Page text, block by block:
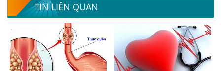
TIN LIÊN QUAN